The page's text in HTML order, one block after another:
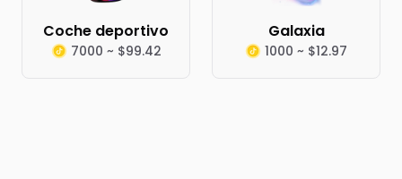
Coche deportivo
7000 ~ $99.42
Galaxia
1000 ~ $12.97